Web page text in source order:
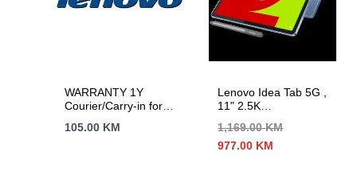
WARRANTY 1Y
Courier/Carry-in for
IdeaPad 1 15,16,17,
105.00 KM
Lenovo Idea Tab 5G ,
11" 2.5K
8G, 256GB,
5MP/8MP, 7040mAh,
1,169.00KM
Izvorna
977.00 KM